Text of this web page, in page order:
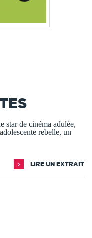
star de cinéma adulée,
rebelle, un
LIRE UN EXTRAIT